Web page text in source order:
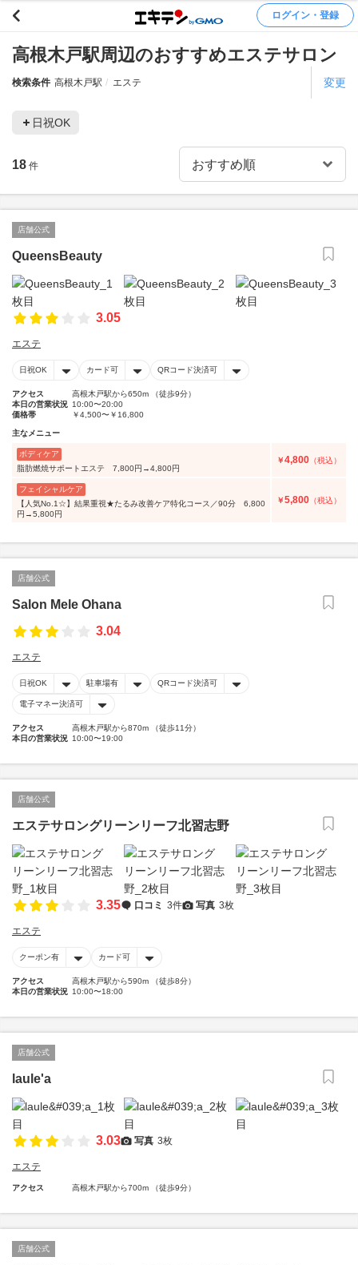
ログイン・登録
高根木戸駅周辺のおすすめエステサロン
検索条件 高根木戸駅 エステ 変更
日祝OK
18 件
店舗公式
QueensBeauty
3.05
エステ
日祝OK カード可 QRコード決済可
アクセス
高根木戸駅から650m （徒歩9分）
本日の営業状況 10:00〜20:00
価格帯
￥4,500〜￥16,800
主なメニュー
ボディケア
脂肪燃焼サポートエステ 7,800円→4,800円
￥4,800 （税込）
フェイシャルケア
【人気No.1☆】結果重視★たるみ改善ケア特化コース／90分 6,800
円→5,800円
￥5,800 （税込）
店舗公式
Salon Mele Ohana
3.04
エステ
日祝OK 駐車場有 QRコード決済可
電子マネー決済可
アクセス
高根木戸駅から870m （徒歩11分）
本日の営業状況 10:00〜19:00
店舗公式
エステサロングリーンリーフ北習志野
3.35 口コミ 3件 写真 3枚
エステ
クーポン有 カード可
アクセス
高根木戸駅から590m （徒歩8分）
本日の営業状況 10:00〜18:00
店舗公式
laule'a
3.03 写真 3枚
エステ
アクセス 高根木戸駅から700m （徒歩9分）
店舗公式